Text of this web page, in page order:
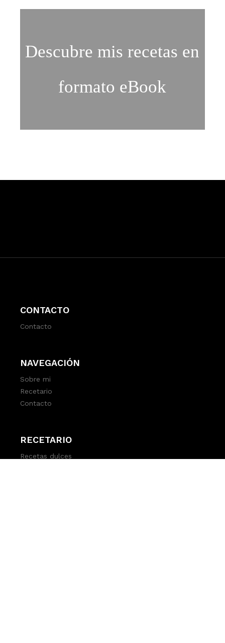
Descubre mis recetas en
formato eBook
CONTACTO
Contacto
NAVEGACIÓN
Sobre mi
Recetario
Contacto
RECETARIO
Recetas dulces